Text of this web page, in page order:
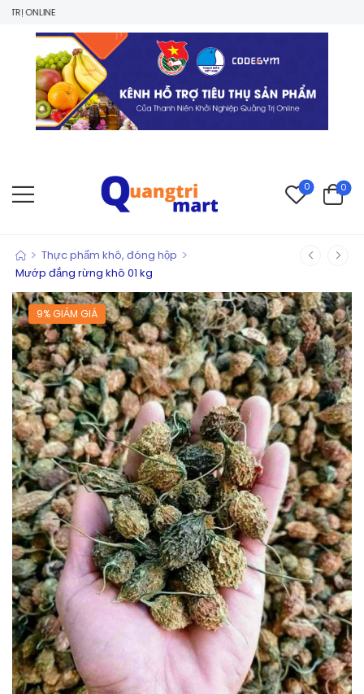
0 0
> Thực phẩm khô, đóng hộp >
Mướp đắng rừng khô 01 kg
9% GIẢM GIÁ